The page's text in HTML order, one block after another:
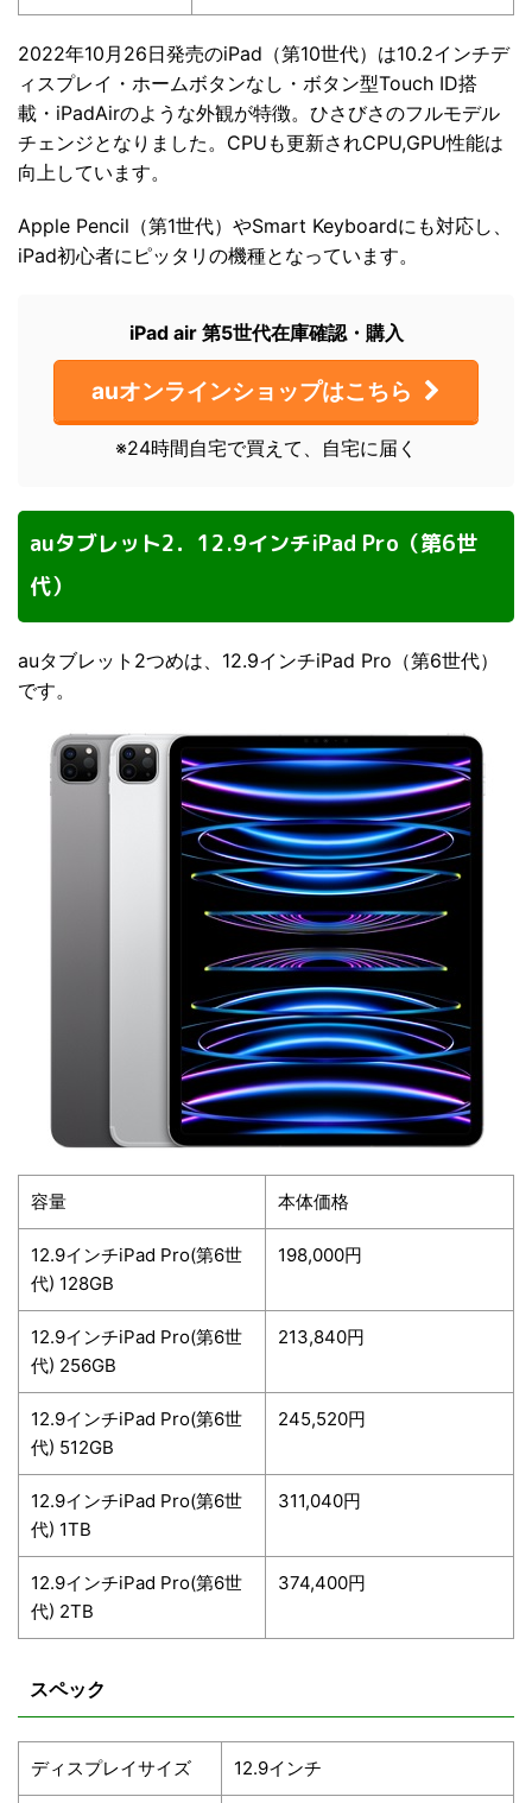
2022年10月26日発売のiPad（第10世代）は10.2インチデ
ィスプレイ・ホームボタンなし・ボタン型Touch ID搭
載・iPadAirのような外観が特徴。ひさびさのフルモデル
チェンジとなりました。CPUも更新されCPU,GPU性能は
向上しています。
Apple Pencil（第1世代）やSmart Keyboardにも対応し、
iPad初心者にピッタリの機種となっています。
iPad air 第5世代在庫確認・購入
auオンラインショップはこちら
※24時間自宅で買えて、自宅に届く
auタブレット2．12.9インチiPad Pro（第6世
代）
auタブレット2つめは、12.9インチiPad Pro（第6世代）
です。
容量 本体価格
12.9インチiPad Pro(第6世
代) 128GB
198,000円
12.9インチiPad Pro(第6世
代) 256GB
213,840円
12.9インチiPad Pro(第6世
代) 512GB
245,520円
12.9インチiPad Pro(第6世
代) 1TB
311,040円
12.9インチiPad Pro(第6世
代) 2TB
374,400円
スペック
ディスプレイサイズ 12.9インチ